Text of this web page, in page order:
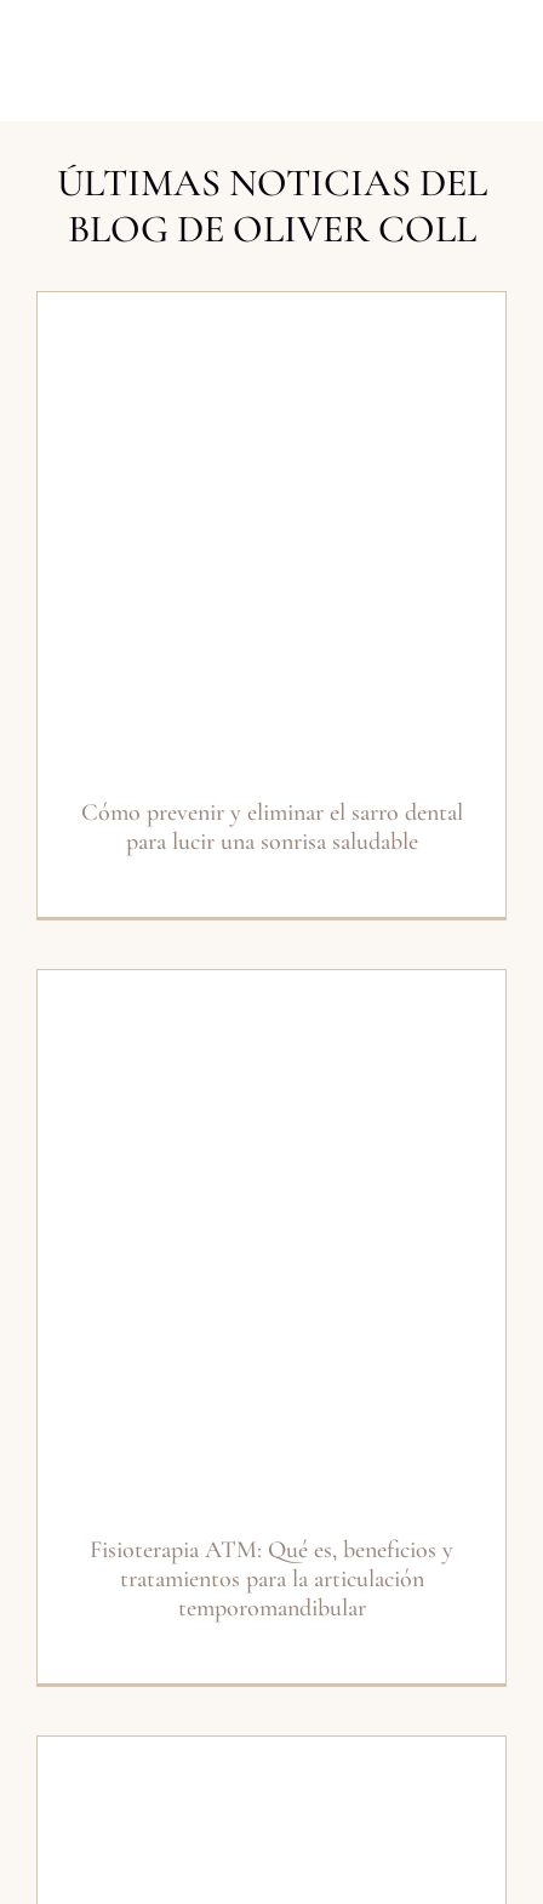
ÚLTIMAS NOTICIAS DEL
BLOG DE OLIVER COLL
Cómo prevenir y eliminar el sarro dental
para lucir una sonrisa saludable
Fisioterapia ATM: Qué es, beneficios y
tratamientos para la articulación
temporomandibular